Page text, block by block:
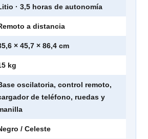
· 3,5 horas de autonomía
a distancia
× 45,7 × 86,4 cm
kg
oscilatoria, control remoto,
de teléfono, ruedas y
/ Celeste